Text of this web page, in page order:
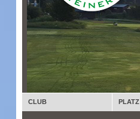
CLUB PLATZ